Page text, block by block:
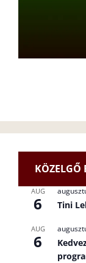
KÖZELGŐ
AUG
6 Tini
AUG
6